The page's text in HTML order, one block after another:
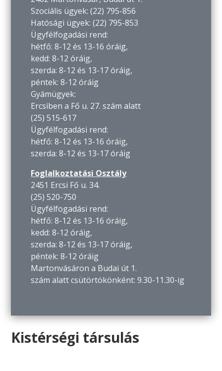
Szociális ügyek: (22) 795-856
Hatósági ügyek: (22) 795-853
Ügyfélfogadási rend:
hétfő: 8-12 és 13-16 óráig,
kedd: 8-12 óráig,
szerda: 8-12 és 13-17 óráig,
péntek: 8-12 óráig
Gyámügyek:
Ercsiben a Fő u. 27. szám alatt
(25) 515-617
Ügyfélfogadási rend:
hétfő: 8-12 és 13-16 óráig,
szerda: 8-12 és 13-17 óráig
Foglalkoztatási Osztály
2451 Ercsi Fő u. 34.
(25) 520-750
Ügyfélfogadási rend:
hétfő: 8-12 és 13-16 óráig,
kedd: 8-12 óráig,
szerda: 8-12 és 13-17 óráig,
péntek: 8-12 óráig
Martonvásáron a Budai út 1.
szám alatt csütörtökönként: 9.30-11.30-ig
Kistérségi társulás